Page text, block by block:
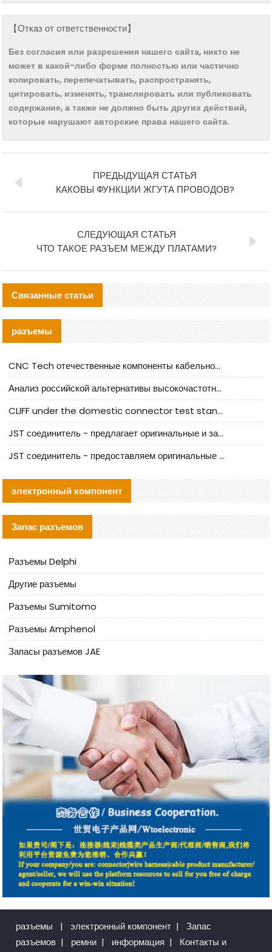
【Отказ от ответственности】
Без согласия или разрешения нашего сайта, никто не
может в какой-либо форме полностью или частично
копировать, перепечатывать, распространять,
цитировать, изменять, транслировать или публиковать
содержание, а также не должно быть других действий,
которые нарушают авторские права нашего сайта.
ПРЕДЫДУЩАЯ СТАТЬЯ
КАКОВЫ ФУНКЦИИ ЖГУТА ПРОВОДОВ?
СЛЕДУЮЩАЯ СТАТЬЯ
ЧТО ТАКОЕ РАЗЪЕМ МЕЖДУ ПЛАТАМИ?
Связанные статьи
разъемы
CNC Tech отечественные компоненты кабельной арматуры оценка и руководство по производственному внедрению
Анализ российской альтернативы высокочастотных кабельных колодцев I-PEX
CLIFF under the domestic connector test standard update
JST соединитель - предлагает оригинальные и заменяющие JST NSHR-02V-S соединители
JST соединитель - предоставляем оригинальные JST GHR-09V-S соединители и их аналоги
электронный компонент
Запас разъемов
Разъемы Delphi
Другие разъемы
Разъемы Sumitomo
Разъемы Amphenol
Запасы разъемов JAE
разъемы | электронный компонент |
Запас
разъемов | ремни | информация |
Контакты и